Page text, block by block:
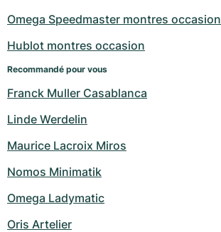
Omega Speedmaster montres occasion
Hublot montres occasion
Recommandé pour vous
Franck Muller Casablanca
Linde Werdelin
Maurice Lacroix Miros
Nomos Minimatik
Omega Ladymatic
Oris Artelier